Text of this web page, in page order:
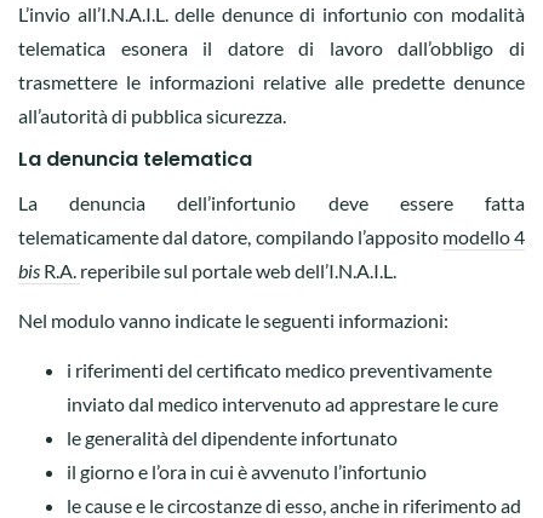
L’invio all’I.N.A.I.L. delle denunce di infortunio con modalità
telematica esonera il datore di lavoro dall’obbligo di
trasmettere le informazioni relative alle predette denunce
all’autorità di pubblica sicurezza.
La denuncia telematica
La denuncia dell’infortunio deve essere fatta
telematicamente dal datore, compilando l’apposito modello 4
bis R.A. reperibile sul portale web dell’I.N.A.I.L.
Nel modulo vanno indicate le seguenti informazioni:
i riferimenti del certificato medico preventivamente
inviato dal medico intervenuto ad apprestare le cure
le generalità del dipendente infortunato
il giorno e l’ora in cui è avvenuto l’infortunio
le cause e le circostanze di esso, anche in riferimento ad